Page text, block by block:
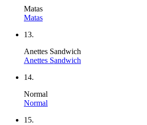
Matas
Matas
13.
Anettes Sandwich
Anettes Sandwich
14.
Normal
Normal
15.